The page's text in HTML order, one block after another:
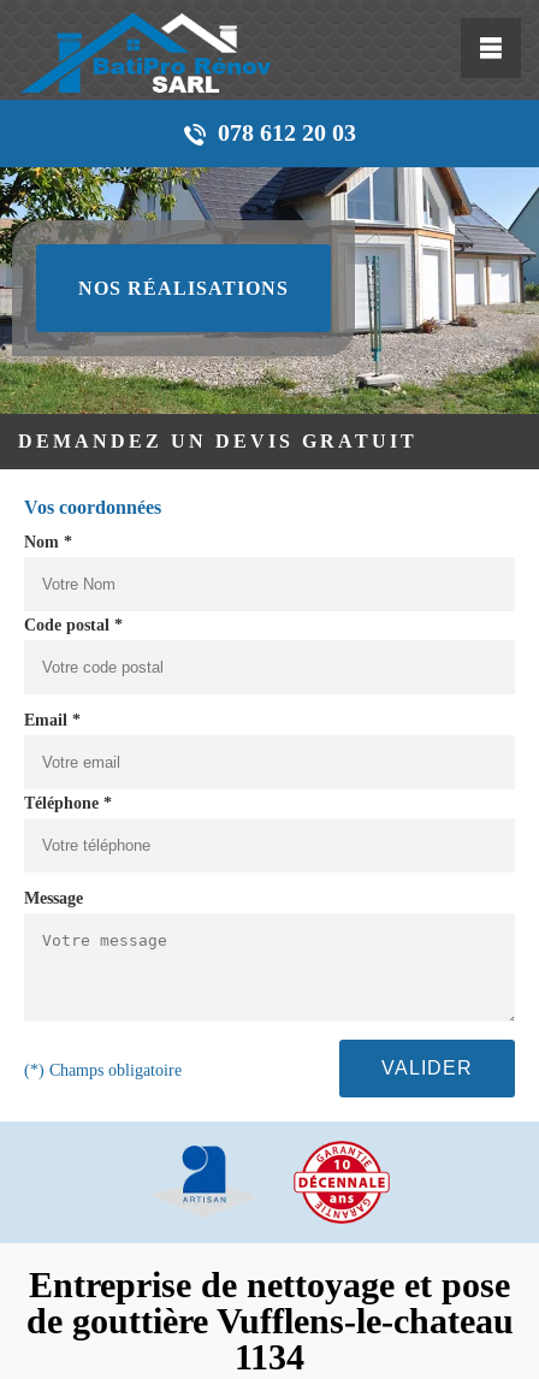
078 612 20 03
NOS RÉALISATIONS
DEMANDEZ UN DEVIS GRATUIT
Vos coordonnées
Nom *
Code postal *
Email *
Téléphone *
Message
(*) Champs obligatoire
Entreprise de nettoyage et pose
de gouttière Vufflens-le-chateau
1134